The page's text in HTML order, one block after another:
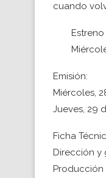
cuando
Emisión:
Miércoles,
Jueves, 29
Ficha
Dirección y
Producción